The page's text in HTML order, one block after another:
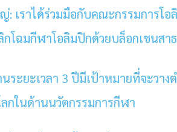
: เราได้ร่วมมือกับคณะกรรมการโอ
โฉมกีฬาโอลิมปิกด้วยบล็อกเชนสา
ระยะเวลา 3 ปีมีเป้าหมายที่จะวาง
กในด้านนวัตกรรมการกีฬา